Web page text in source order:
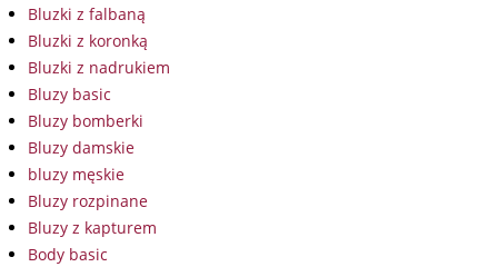
Bluzki z falbaną
Bluzki z koronką
Bluzki z nadrukiem
Bluzy basic
Bluzy bomberki
Bluzy damskie
bluzy męskie
Bluzy rozpinane
Bluzy z kapturem
Body basic